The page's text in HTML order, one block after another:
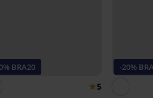
BRA20
5
-20%